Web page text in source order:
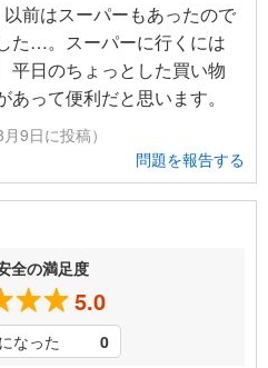
前はスーパーもあったので
た…。スーパーに行くには
平日のちょっとした買い物
って便利だと思います。
9日に投稿）
問題を報告する
全の満足度
5.0
なった 0